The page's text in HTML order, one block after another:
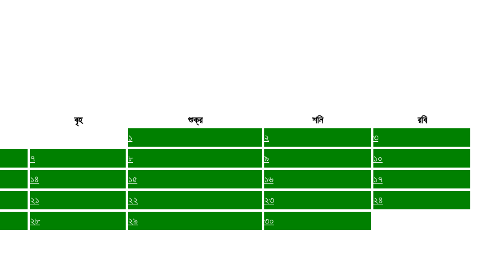
বৃহ শুক্র শনি
রবি
১
২
৩
৭ ৮ ৯
১০
১৪ ১৫ ১৬
১৭
২১ ২২ ২৩
২৪
২৮ ২৯
৩০